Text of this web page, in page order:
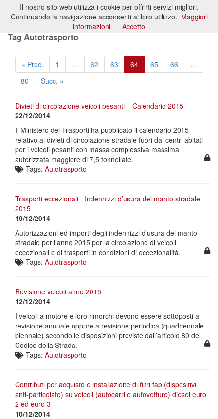
Tag Autotrasporto
« Prec. 1 … 62 63 64 65 66
…
80
Succ. »
Divieti di circolazione veicoli pesanti – Calendario 2015
22/12/2014
Il Ministero dei Trasporti ha pubblicato il calendario 2015
relativo ai divieti di circolazione stradale fuori dai centri abitati
per i veicoli pesanti con massa complessiva massima
autorizzata maggiore di 7,5 tonnellate.
Tags: Autotrasporto
Trasporti eccezionali - Indennizzi d’usura del manto stradale
2015
19/12/2014
Autorizzazioni ed importi degli indennizzi d’usura del manto
stradale per l’anno 2015 per la circolazione di veicoli
eccezionali e di trasporti in condizioni di eccezionalità.
Tags: Autotrasporto
Revisione veicoli anno 2015
12/12/2014
I veicoli a motore e loro rimorchi devono essere sottoposti a
revisione annuale oppure a revisione periodica (quadriennale -
biennale) secondo le disposizioni previste dall’articolo 80 del
Codice della Strada.
Tags: Autotrasporto
Contributi per acquisto e installazione di filtri fap (dispositivi
anti-particolato) su veicoli (autocarri e autovetture) diesel euro
2 ed euro 3
10/12/2014
Il nostro sito web utilizza i cookie per offrirti servizi migliori.
Continuando la navigazione acconsenti al loro utilizzo. Maggiori
informazioni
Accetto